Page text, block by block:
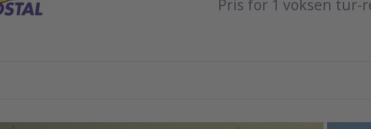
Pris for 1 voksen tur-